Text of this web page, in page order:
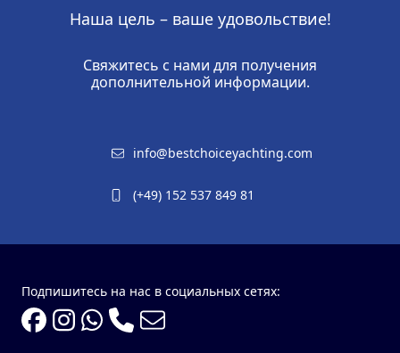
Наша цель – ваше удовольствие!
Свяжитесь с нами для получения
дополнительной информации.
info@bestchoiceyachting.com
(+49) 152 537 849 81
Подпишитесь на нас в социальных сетях: